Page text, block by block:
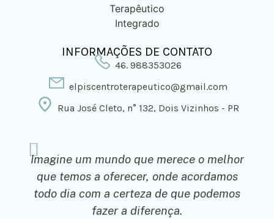
INFORMAÇÕES DE CONTATO
46. 988353026
elpiscentroterapeutico@gmail.com
Rua José Cleto, n° 132, Dois Vizinhos - PR
Imagine um mundo que merece o melhor
que temos a oferecer, onde acordamos
todo dia com a certeza de que podemos
fazer a diferença.